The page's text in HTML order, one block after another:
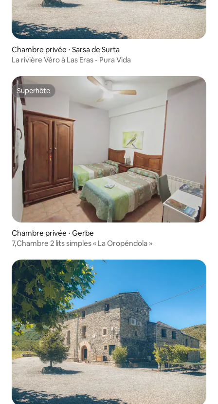
Chambre privée ⋅ Sarsa de Surta
La rivière Véro à Las Eras - Pura Vida
Superhôte
Superhôte
Chambre privée ⋅ Gerbe
7,Chambre 2 lits simples « La Oropéndola »